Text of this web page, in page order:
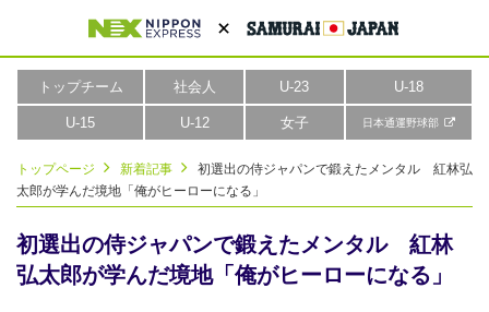
トップチーム 社会人 U-23 U-18
U-15 U-12 女子 日本通運野球部
トップページ 新着記事
初選出の侍ジャパンで鍛えたメンタル 紅林弘
太郎が学んだ境地「俺がヒーローになる」
初選出の侍ジャパンで鍛えたメンタル 紅林
弘太郎が学んだ境地「俺がヒーローになる」